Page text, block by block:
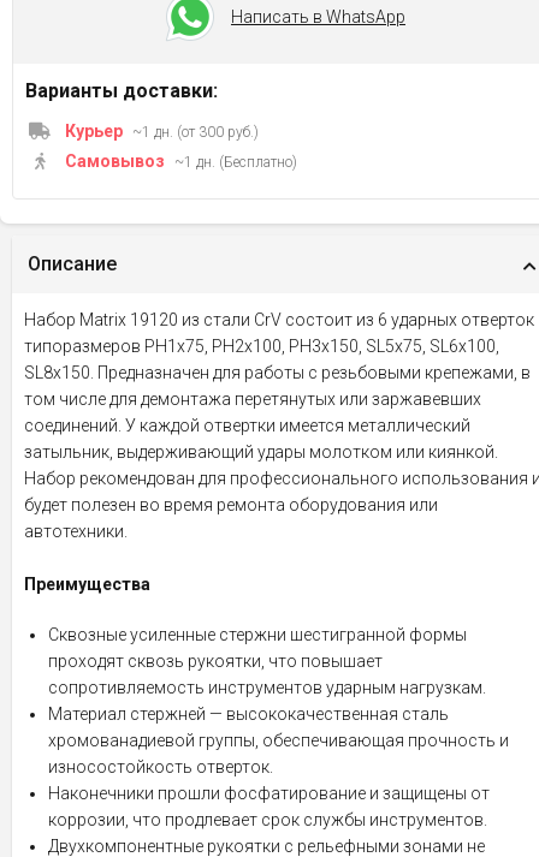
Написать в WhatsApp
Варианты доставки:
Курьер ~1 дн. (от 300 руб.)
Самовывоз ~1 дн. (Бесплатно)
Описание
Набор Matrix 19120 из стали CrV состоит из 6 ударных отверток
типоразмеров PH1x75, PH2x100, PH3x150, SL5x75, SL6x100,
SL8x150. Предназначен для работы с резьбовыми крепежами, в
том числе для демонтажа перетянутых или заржавевших
соединений. У каждой отвертки имеется металлический
затыльник, выдерживающий удары молотком или киянкой.
Набор рекомендован для профессионального использования
будет полезен во время ремонта оборудования или
автотехники.
Преимущества
Сквозные усиленные стержни шестигранной формы
проходят сквозь рукоятки, что повышает
сопротивляемость инструментов ударным нагрузкам.
Материал стержней — высококачественная сталь
хромованадиевой группы, обеспечивающая прочность и
износостойкость отверток.
Наконечники прошли фосфатирование и защищены от
коррозии, что продлевает срок службы инструментов.
Двухкомпонентные рукоятки с рельефными зонами не